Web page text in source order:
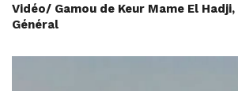
Vidéo/ Gamou de Keur Mame El
Général